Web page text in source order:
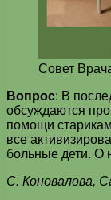
Совет
Вопрос: В
обсуждаются
помощи
все
больные дети. О
С. Коновалова,